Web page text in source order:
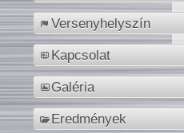
Versenyhelyszín
Kapcsolat
Galéria
Eredmények